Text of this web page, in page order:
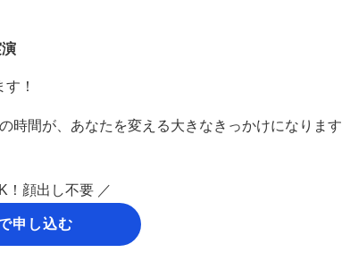
！
時間が、あなたを変える大きなきっかけになります
！顔出し不要 ／
申し込む